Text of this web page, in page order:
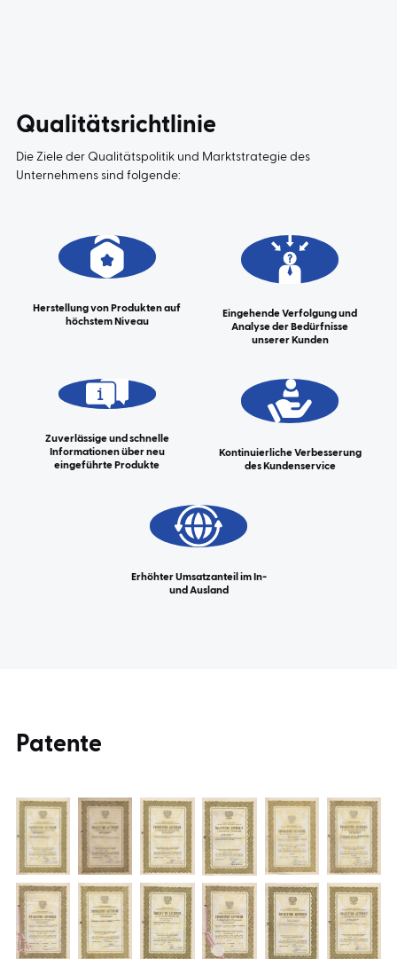
Qualitätsrichtlinie
Die Ziele der Qualitätspolitik und Marktstrategie des
Unternehmens sind folgende:
Herstellung von Produkten auf
höchstem Niveau
Eingehende Verfolgung und
Analyse der Bedürfnisse
unserer Kunden
Zuverlässige und schnelle
Informationen über neu
eingeführte Produkte
Kontinuierliche Verbesserung
des Kundenservice
Erhöhter Umsatzanteil im In-
und Ausland
Patente